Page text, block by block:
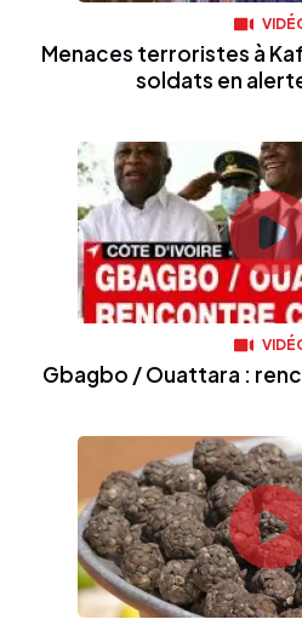
Menaces terroristes à
soldats en
Gbagbo / Ouattara :